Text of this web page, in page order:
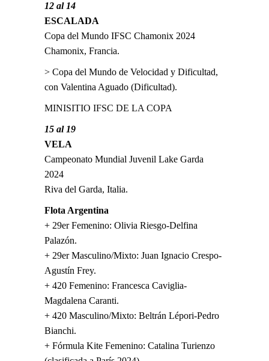
12 al 14
ESCALADA
Copa del Mundo IFSC Chamonix 2024
Chamonix, Francia.
> Copa del Mundo de Velocidad y Dificultad,
con Valentina Aguado (Dificultad).
MINISITIO IFSC DE LA COPA
15 al 19
VELA
Campeonato Mundial Juvenil Lake Garda
2024
Riva del Garda, Italia.
Flota Argentina
+ 29er Femenino: Olivia Riesgo-Delfina
Palazón.
+ 29er Masculino/Mixto: Juan Ignacio Crespo-
Agustín Frey.
+ 420 Femenino: Francesca Caviglia-
Magdalena Caranti.
+ 420 Masculino/Mixto: Beltrán Lépori-Pedro
Bianchi.
+ Fórmula Kite Femenino: Catalina Turienzo